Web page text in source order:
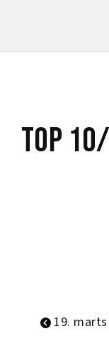
TOP
19.